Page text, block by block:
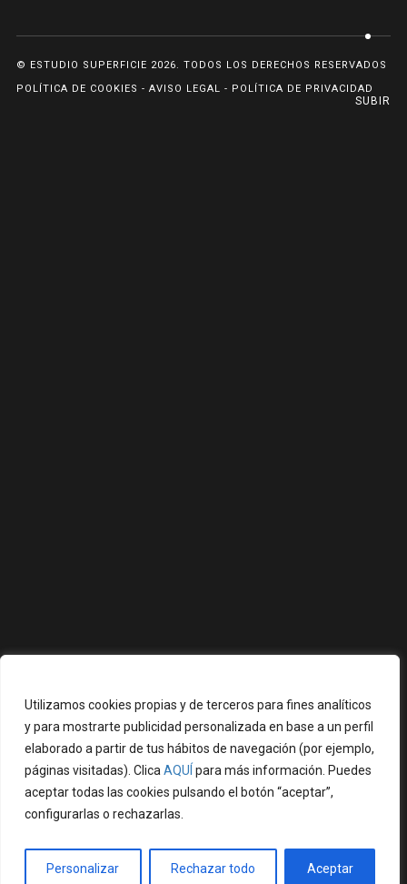
Utilizamos cookies propias y de terceros para fines analíticos
y para mostrarte publicidad personalizada en base a un perfil
elaborado a partir de tus hábitos de navegación (por ejemplo,
páginas visitadas). Clica AQUÍ para más información. Puedes
aceptar todas las cookies pulsando el botón “aceptar”,
configurarlas o rechazarlas.
Personalizar Rechazar todo Aceptar
© ESTUDIO SUPERFICIE 2026. TODOS LOS DERECHOS RESERVADOS
POLÍTICA DE COOKIES - AVISO LEGAL - POLÍTICA DE PRIVACIDAD
SUBIR